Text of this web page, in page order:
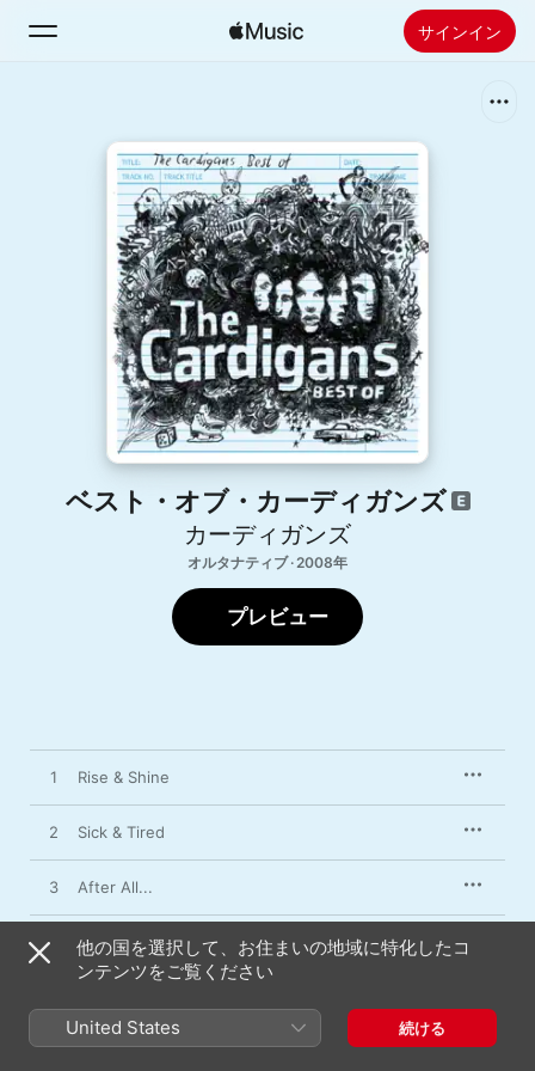
サインイン
新着おすすめ
Apple Musicをインストール
ベスト・オブ・カーディガンズ
カーディガンズ
オルタナティブ · 2008年
プレビュー
1 Rise & Shine
2 Sick & Tired
3 After All...
4 Carnival
6 Lovefool
他の国を選択して、お住まいの地域に特化したコ
ンテンツをご覧ください
United States 続ける